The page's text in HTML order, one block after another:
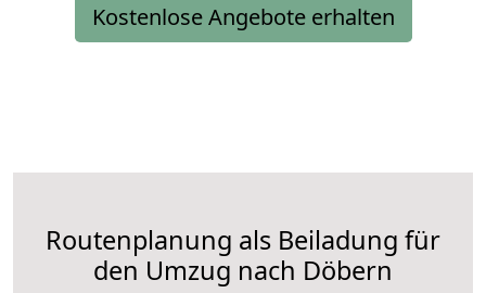
Kostenlose Angebote erhalten
Routenplanung als Beiladung für
den Umzug nach Döbern